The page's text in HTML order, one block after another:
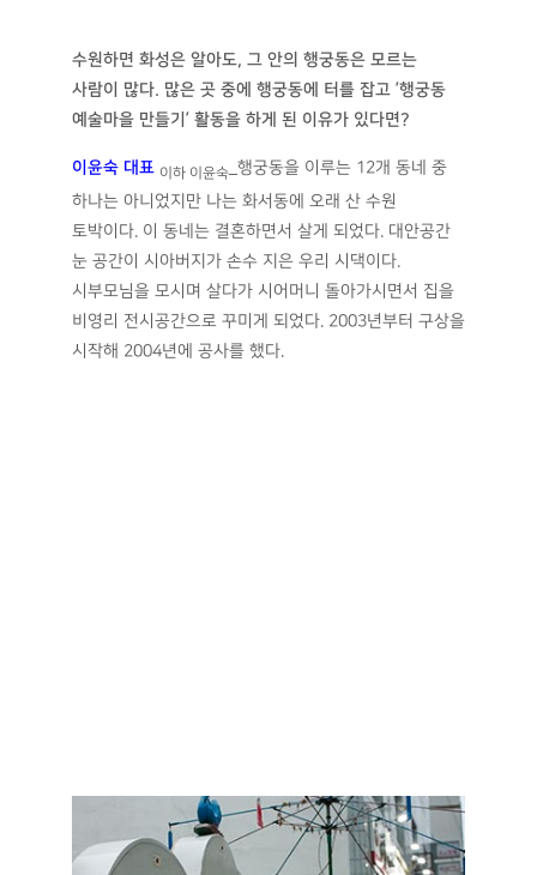
수원하면 화성은 알아도, 그 안의 행궁동은 모르는
사람이 많다. 많은 곳 중에 행궁동에 터를 잡고 ’행궁동
예술마을 만들기 ’ 활동을 하게 된 이유가 있다면?
이윤숙 대표 이하 이윤숙 행궁동을 이루는 12개 동네 중
하나는 아니었지만 나는 화서동에 오래 산 수원
토박이다. 이 동네는 결혼하면서 살게 되었다. 대안공간
눈 공간이 시아버지가 손수 지은 우리 시댁이다.
시부모님을 모시며 살다가 시어머니 돌아가시면서 집을
비영리 전시공간으로 꾸미게 되었다. 2003년부터 구상을
시작해 2004년에 공사를 했다.